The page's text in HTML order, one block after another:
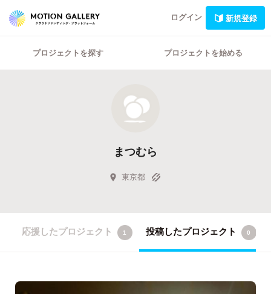
ログイン 新規登録
プロジェクトを探す プロジェクトを始める
まつむら
東京都
応援したプロジェクト 1 投稿したプロジェクト 0